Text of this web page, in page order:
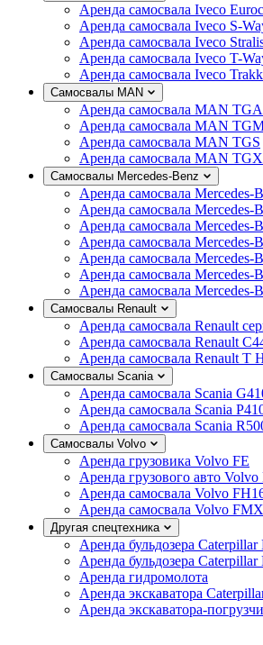
Аренда самосвала Iveco
Аренда самосвала Iveco S-
Аренда самосвала Iveco
Аренда самосвала Iveco T-
Аренда самосвала Iveco
Самосвалы MAN
Аренда самосвала MAN TGA
Аренда самосвала MAN
Аренда самосвала MAN TGS
Аренда самосвала MAN TGX
Самосвалы Mercedes-Benz
Аренда самосвала Mercedes-
Аренда самосвала Mercedes-
Аренда самосвала Mercedes-
Аренда самосвала Mercedes-
Аренда самосвала Mercedes-
Аренда самосвала Mercedes-
Аренда самосвала Mercedes-
Самосвалы Renault
Аренда самосвала Renault
Аренда самосвала Renault
Аренда самосвала Renault T
Самосвалы Scania
Аренда самосвала Scania
Аренда самосвала Scania
Аренда самосвала Scania
Самосвалы Volvo
Аренда грузовика Volvo FE
Аренда грузового авто Volvo
Аренда самосвала Volvo
Аренда самосвала Volvo FMX
Другая спецтехника
Аренда бульдозера Caterpillar
Аренда бульдозера Caterpillar
Аренда гидромолота
Аренда экскаватора
Аренда экскаватора-